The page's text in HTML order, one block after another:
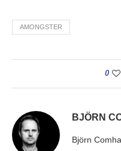
AMONGSTER
0
BJÖRN
Björn